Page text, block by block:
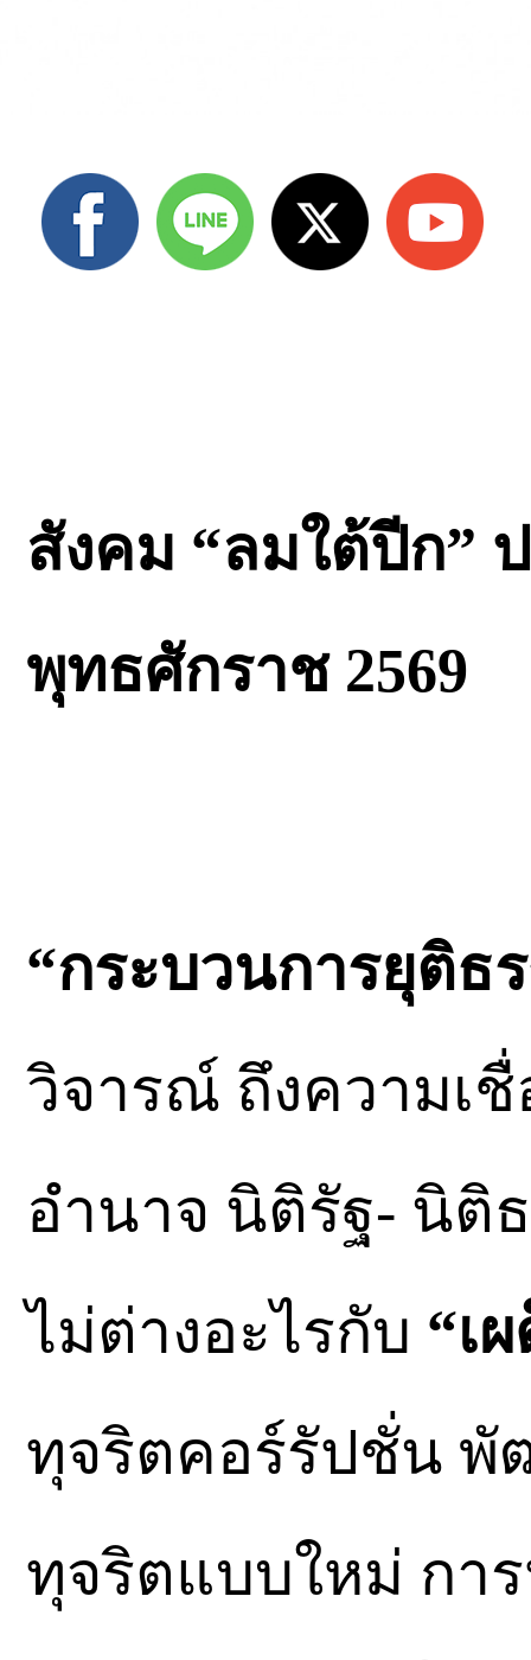
สังคม “ลมใต้ปีก”
พุทธศักราช 2569
“กระบวนการยุติธ
วิจารณ์ ถึงความเ
อำนาจ นิติรัฐ- นิติ
ไม่ต่างอะไรกับ “เ
ทุจริตคอร์รัปชั่น
ทุจริตแบบใหม่ กา